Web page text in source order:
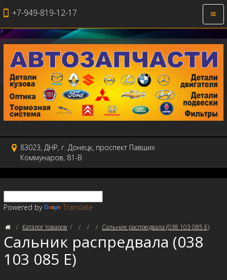
+7-949-819-12-17
83023, ДНР, г. Донецк, проспект Павших
Коммунаров, 81-В
Powered by Translate
Каталог товаров Сальник распредвала (038 103 085 E)
Сальник распредвала (038
103 085 E)